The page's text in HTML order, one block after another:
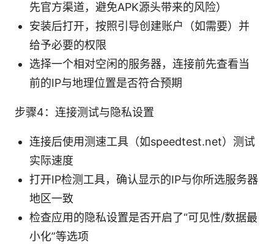
先官方渠道，避免APK源头带来的风险）
安装后打开，按照引导创建账户（如需要）并
给予必要的权限
选择一个相对空闲的服务器，连接前先查看当
前的IP与地理位置是否符合预期
步骤4：连接测试与隐私设置
连接后使用测速工具（如speedtest.net）测试
实际速度
打开IP检测工具，确认显示的IP与你所选服务器
地区一致
检查应用的隐私设置是否开启了“可见性/数据最
小化”等选项